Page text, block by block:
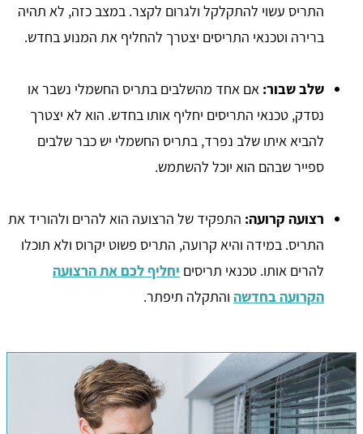
התריס עשוי להתקלקל ולגרום לקצר. במצב כזה, לא תהיה
ברירה וטכנאי התריסים יצטרך להחליף את המנוע בחדש.
שלב שבור: אם אחד מהשלבים בתריס החשמלי נשבר או
נסדק, טכנאי התריסים יחליף אותו בחדש. הוא לא יצטרך
להביא איתו שלב נפרד, בתריס החשמלי יש כבר שלבים
ספייר שבהם הוא יוכל להשתמש.
רצועה קרועה: התפקיד של הרצועה הוא להרים ולהוריד את
התריס. במידה והיא קרועה, התריס פשוט יקרוס ולא תוכלו
להרים אותו. טכנאי תריסים יחליף לכם את הרצועה
הקרועה בחדשה והתקלה תיפתר.